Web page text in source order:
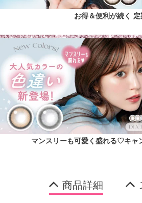
お得＆便利が続く
マンスリーも可愛く盛れる♡キャ
商品詳細